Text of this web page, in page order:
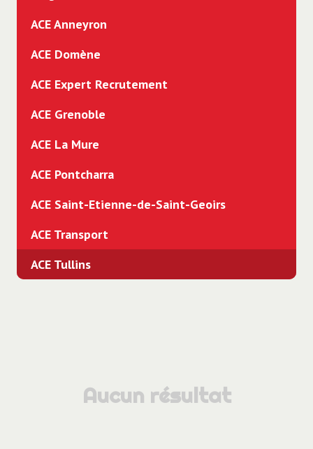
Aucun résultat
ACE Anneyron
ACE Domène
ACE Expert Recrutement
ACE Grenoble
ACE La Mure
ACE Pontcharra
ACE Saint-Etienne-de-Saint-Geoirs
ACE Transport
ACE Tullins